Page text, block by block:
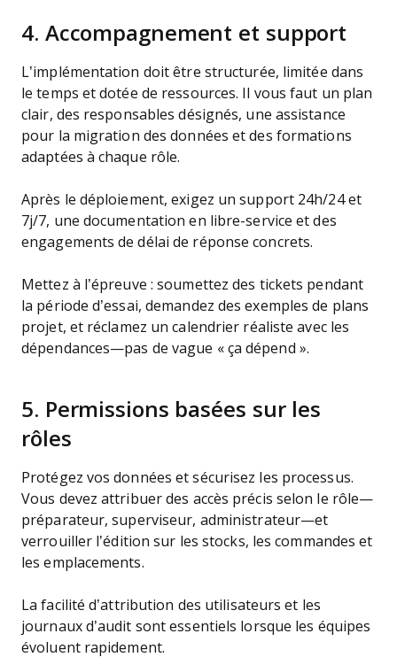
4. Accompagnement et support
L’implémentation doit être structurée, limitée dans
le temps et dotée de ressources. Il vous faut un plan
clair, des responsables désignés, une assistance
pour la migration des données et des formations
adaptées à chaque rôle.
Après le déploiement, exigez un support 24h/24 et
7j/7, une documentation en libre-service et des
engagements de délai de réponse concrets.
Mettez à l’épreuve : soumettez des tickets pendant
la période d’essai, demandez des exemples de plans
projet, et réclamez un calendrier réaliste avec les
dépendances—pas de vague « ça dépend ».
5. Permissions basées sur les
rôles
Protégez vos données et sécurisez les processus.
Vous devez attribuer des accès précis selon le rôle—
préparateur, superviseur, administrateur—et
verrouiller l’édition sur les stocks, les commandes et
les emplacements.
La facilité d’attribution des utilisateurs et les
journaux d’audit sont essentiels lorsque les équipes
évoluent rapidement.